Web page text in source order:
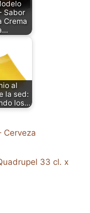
Sabor
Crema
al
la sed:
los…
Cerveza
33 cl. x